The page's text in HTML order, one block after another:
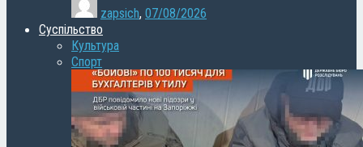
zapsich, 07/08/2026
Суспільство
Культура
Спорт